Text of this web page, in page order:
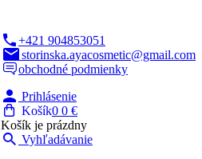
+421 904853051
storinska.ayacosmetic@gmail.com
obchodné podmienky
Prihlásenie
Košík0 0 €
Košík je prázdny
Vyhľadávanie